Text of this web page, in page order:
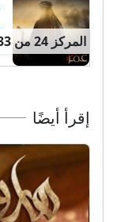
المركز 24 من 33
إقرأ أيضًا